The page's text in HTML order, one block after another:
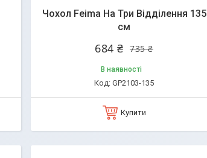
Чохол Feima На Три Відділення 135
см
735 ₴
684 ₴
В наявності
GP2103-135
Купити